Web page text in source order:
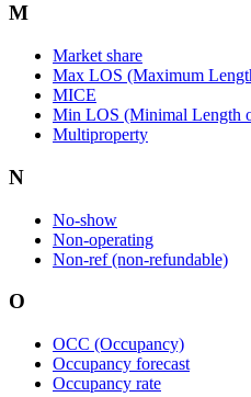
M
Market share
Max LOS (Maximum
MICE
Min LOS (Minimal Length
Multiproperty
N
No-show
Non-operating
Non-ref (non-refundable)
O
OCC (Occupancy)
Occupancy forecast
Occupancy rate